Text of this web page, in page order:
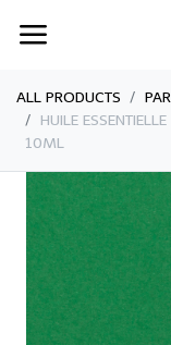
ALL PRODUCTS
​​​HUILE
10ML